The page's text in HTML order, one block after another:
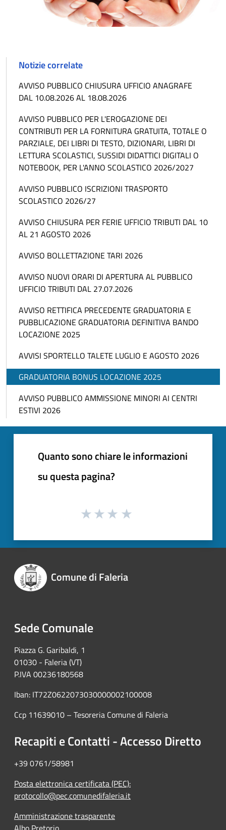
Notizie correlate
AVVISO PUBBLICO CHIUSURA UFFICIO ANAGRAFE
DAL 10.08.2026 AL 18.08.2026
AVVISO PUBBLICO PER L'EROGAZIONE DEI
CONTRIBUTI PER LA FORNITURA GRATUITA, TOTALE O
PARZIALE, DEI LIBRI DI TESTO, DIZIONARI, LIBRI DI
LETTURA SCOLASTICI, SUSSIDI DIDATTICI DIGITALI O
NOTEBOOK, PER L'ANNO SCOLASTICO 2026/2027
AVVISO PUBBLICO ISCRIZIONI TRASPORTO
SCOLASTICO 2026/27
AVVISO CHIUSURA PER FERIE UFFICIO TRIBUTI DAL 10
AL 21 AGOSTO 2026
AVVISO BOLLETTAZIONE TARI 2026
AVVISO NUOVI ORARI DI APERTURA AL PUBBLICO
UFFICIO TRIBUTI DAL 27.07.2026
AVVISO RETTIFICA PRECEDENTE GRADUATORIA E
PUBBLICAZIONE GRADUATORIA DEFINITIVA BANDO
LOCAZIONE 2025
AVVISI SPORTELLO TALETE LUGLIO E AGOSTO 2026
GRADUATORIA BONUS LOCAZIONE 2025
AVVISO PUBBLICO AMMISSIONE MINORI AI CENTRI
ESTIVI 2026
Quanto sono chiare le informazioni
su questa pagina?
Comune di Faleria
Sede Comunale
Piazza G. Garibaldi, 1
01030 - Faleria (VT)
P.IVA 00236180568
Iban: IT72Z0622073030000002100008
Ccp 11639010 – Tesoreria Comune di Faleria
Recapiti e Contatti - Accesso Diretto
+39 0761/58981
Posta elettronica certificata (PEC):
protocollo@pec.comunedifaleria.it
Amministrazione trasparente